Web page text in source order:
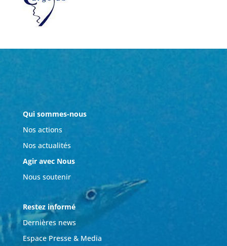
Qui sommes-nous
Nos actions
Nos actualités
Agir avec Nous
Nous soutenir
Restez informé
Dernières news
Espace Presse & Media